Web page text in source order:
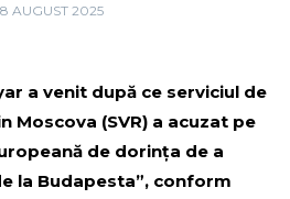
AUGUST 2025
a venit după ce serviciul de
Moscova (SVR) a acuzat pe
de dorința de a
la Budapesta”, conform